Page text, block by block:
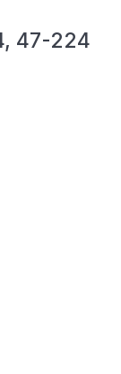
47-224